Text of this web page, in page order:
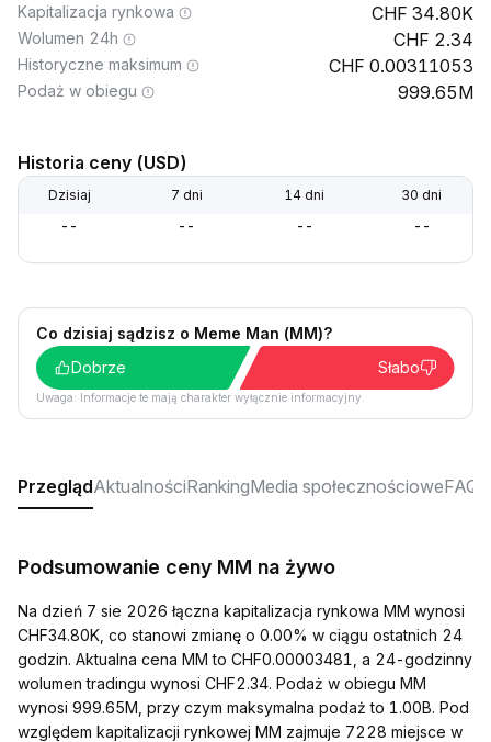
Kapitalizacja rynkowa 34.80K
Wolumen 24h 2.34
Historyczne maksimum 0.00311053
Podaż w obiegu 999.65M
Historia ceny (USD)
Dzisiaj 7 dni 14 dni 30 dni
-- -- -- --
Co dzisiaj sądzisz o Meme Man (MM)?
Dobrze
Słabo
Uwaga: Informacje te mają charakter wyłącznie informacyjny.
PrzeglądAktualnościRankingMedia społecznościoweFAQ
Podsumowanie ceny MM na żywo
Na dzień 7 sie 2026 łączna kapitalizacja rynkowa MM wynosi
CHF34.80K, co stanowi zmianę o 0.00% w ciągu ostatnich 24
godzin. Aktualna cena MM to CHF0.00003481, a 24-godzinny
wolumen tradingu wynosi CHF2.34. Podaż w obiegu MM
wynosi 999.65M, przy czym maksymalna podaż to 1.00B. Pod
względem kapitalizacji rynkowej MM zajmuje 7228 miejsce w